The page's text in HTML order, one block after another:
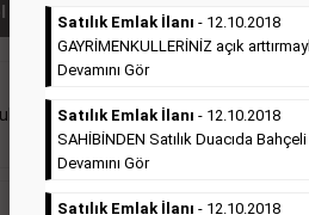
İlanlar
370.000e ...
Belediye
Devamını Gör
Satılık Emlak
Satılık Emlak İlanı - 12.10.2018
GAYRİMENKULLERİNİZ açık
Devamını Gör
Satılık Emlak İlanı - 12.10.2018
SAHİBİNDEN Satılık Duacıda
Devamını Gör
Satılık Emlak İlanı - 12.10.2018